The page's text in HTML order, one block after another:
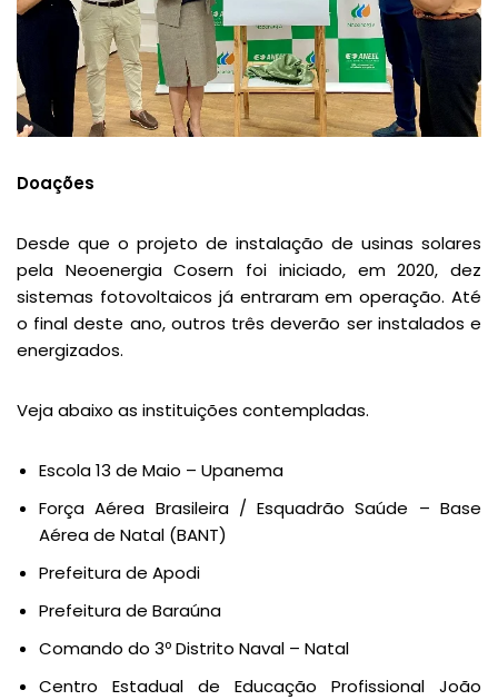
Doações
Desde que o projeto de instalação de usinas solares
pela Neoenergia Cosern foi iniciado, em 2020, dez
sistemas fotovoltaicos já entraram em operação. Até
o final deste ano, outros três deverão ser instalados e
energizados.
Veja abaixo as instituições contempladas.
Escola 13 de Maio – Upanema
Força Aérea Brasileira / Esquadrão Saúde – Base
Aérea de Natal (BANT)
Prefeitura de Apodi
Prefeitura de Baraúna
Comando do 3º Distrito Naval – Natal
Centro Estadual de Educação Profissional João